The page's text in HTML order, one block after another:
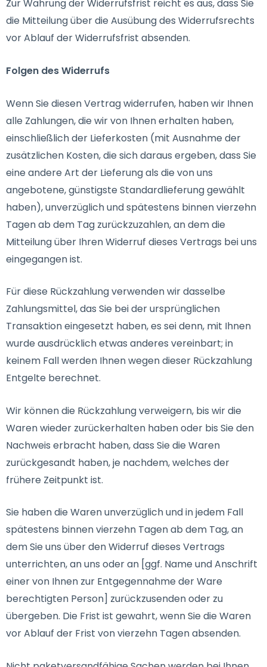
Zur Wahrung der Widerrufsfrist reicht es aus, dass Sie
die Mitteilung über die Ausübung des Widerrufsrechts
vor Ablauf der Widerrufsfrist absenden.
Folgen des Widerrufs
Wenn Sie diesen Vertrag widerrufen, haben wir Ihnen
alle Zahlungen, die wir von Ihnen erhalten haben,
einschließlich der Lieferkosten (mit Ausnahme der
zusätzlichen Kosten, die sich daraus ergeben, dass Sie
eine andere Art der Lieferung als die von uns
angebotene, günstigste Standardlieferung gewählt
haben), unverzüglich und spätestens binnen vierzehn
Tagen ab dem Tag zurückzuzahlen, an dem die
Mitteilung über Ihren Widerruf dieses Vertrags bei uns
eingegangen ist.
Für diese Rückzahlung verwenden wir dasselbe
Zahlungsmittel, das Sie bei der ursprünglichen
Transaktion eingesetzt haben, es sei denn, mit Ihnen
wurde ausdrücklich etwas anderes vereinbart; in
keinem Fall werden Ihnen wegen dieser Rückzahlung
Entgelte berechnet.
Wir können die Rückzahlung verweigern, bis wir die
Waren wieder zurückerhalten haben oder bis Sie den
Nachweis erbracht haben, dass Sie die Waren
zurückgesandt haben, je nachdem, welches der
frühere Zeitpunkt ist.
Sie haben die Waren unverzüglich und in jedem Fall
spätestens binnen vierzehn Tagen ab dem Tag, an
dem Sie uns über den Widerruf dieses Vertrags
unterrichten, an uns oder an [ggf. Name und Anschrift
einer von Ihnen zur Entgegennahme der Ware
berechtigten Person] zurückzusenden oder zu
übergeben. Die Frist ist gewahrt, wenn Sie die Waren
vor Ablauf der Frist von vierzehn Tagen absenden.